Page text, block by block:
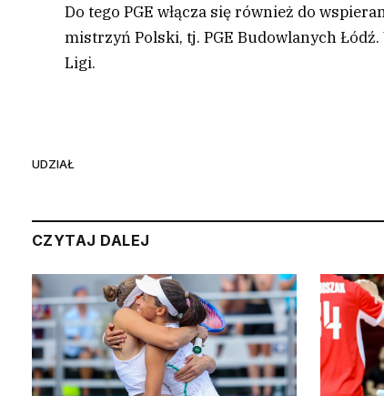
Do tego PGE włącza się również do
mistrzyń Polski, tj. PGE Budowlanych
Ligi.
UDZIAŁ
CZYTAJ DALEJ